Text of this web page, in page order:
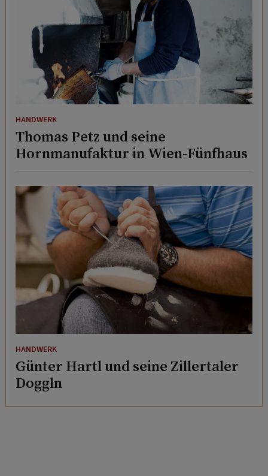
HANDWERK
Thomas Petz und seine
Hornmanufaktur in Wien-Fünfhaus
HANDWERK
Günter Hartl und seine Zillertaler
Doggln